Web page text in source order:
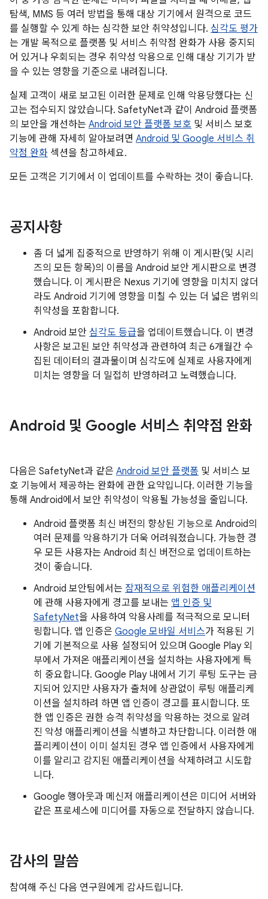
탐색, MMS 등 여러 방법을 통해 대상 기기에서 원격으로 코드
를 실행할 수 있게 하는 심각한 보안 취약성입니다. 심각도 평가
는 개발 목적으로 플랫폼 및 서비스 취약점 완화가 사용 중지되
어 있거나 우회되는 경우 취약성 악용으로 인해 대상 기기가 받
을 수 있는 영향을 기준으로 내려집니다.
실제 고객이 새로 보고된 이러한 문제로 인해 악용당했다는 신
고는 접수되지 않았습니다. SafetyNet과 같이 Android 플랫폼
의 보안을 개선하는 Android 보안 플랫폼 보호 및 서비스 보호
기능에 관해 자세히 알아보려면 Android 및 Google 서비스 취
약점 완화 섹션을 참고하세요.
모든 고객은 기기에서 이 업데이트를 수락하는 것이 좋습니다.
공지사항
좀 더 넓게 집중적으로 반영하기 위해 이 게시판(및 시리
즈의 모든 항목)의 이름을 Android 보안 게시판으로 변경
했습니다. 이 게시판은 Nexus 기기에 영향을 미치지 않더
라도 Android 기기에 영향을 미칠 수 있는 더 넓은 범위의
취약성을 포함합니다.
Android 보안 심각도 등급을 업데이트했습니다. 이 변경
사항은 보고된 보안 취약성과 관련하여 최근 6개월간 수
집된 데이터의 결과물이며 심각도에 실제로 사용자에게
미치는 영향을 더 밀접히 반영하려고 노력했습니다.
Android 및 Google 서비스 취약점 완화
다음은 SafetyNet과 같은 Android 보안 플랫폼 및 서비스 보
호 기능에서 제공하는 완화에 관한 요약입니다. 이러한 기능을
통해 Android에서 보안 취약성이 악용될 가능성을 줄입니다.
Android 플랫폼 최신 버전의 향상된 기능으로 Android의
여러 문제를 악용하기가 더욱 어려워졌습니다. 가능한 경
우 모든 사용자는 Android 최신 버전으로 업데이트하는
것이 좋습니다.
Android 보안팀에서는 잠재적으로 위험한 애플리케이션
에 관해 사용자에게 경고를 보내는 앱 인증 및
SafetyNet을 사용하여 악용사례를 적극적으로 모니터
링합니다. 앱 인증은 Google 모바일 서비스가 적용된 기
기에 기본적으로 사용 설정되어 있으며 Google Play 외
부에서 가져온 애플리케이션을 설치하는 사용자에게 특
히 중요합니다. Google Play 내에서 기기 루팅 도구는 금
지되어 있지만 사용자가 출처에 상관없이 루팅 애플리케
이션을 설치하려 하면 앱 인증이 경고를 표시합니다. 또
한 앱 인증은 권한 승격 취약성을 악용하는 것으로 알려
진 악성 애플리케이션을 식별하고 차단합니다. 이러한 애
플리케이션이 이미 설치된 경우 앱 인증에서 사용자에게
이를 알리고 감지된 애플리케이션을 삭제하려고 시도합
니다.
Google 행아웃과 메신저 애플리케이션은 미디어 서버와
같은 프로세스에 미디어를 자동으로 전달하지 않습니다.
감사의 말씀
참여해 주신 다음 연구원에게 감사드립니다.